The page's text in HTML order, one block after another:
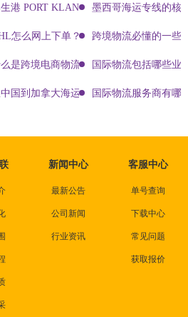
些?
港 PORT KLANG 墨西哥海运专线的核
递介绍
怎么网上下单？DHL快递寄件有哪些方
跨境物流必懂的一些
是跨境电商物流? 国际物流包括哪些业
你成为销冠
中国到加拿大海运要多久能到达？
国际物流服务商有哪
新闻中心
最新公告
公司新闻
行业资讯
客服中心
单号查询
下载中心
常见问题
获取报价